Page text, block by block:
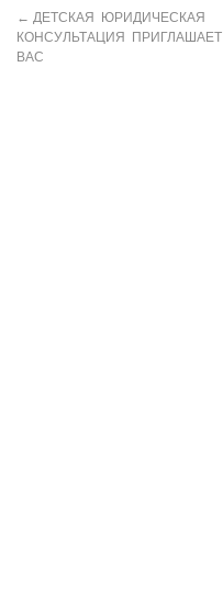
← ДЕТСКАЯ ЮРИДИЧЕСКАЯ
КОНСУЛЬТАЦИЯ ПРИГЛАШАЕТ
ВАС